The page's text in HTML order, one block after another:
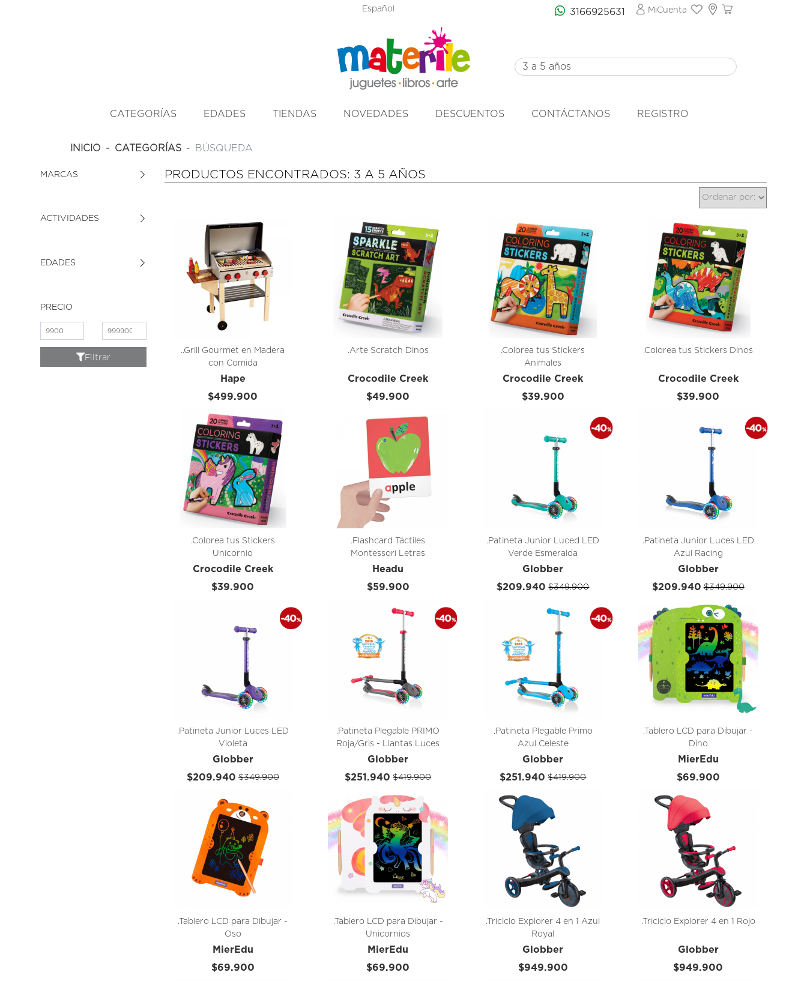
Español 3166925631 MiCuenta
CATEGORÍAS EDADES TIENDAS NOVEDADES DESCUENTOS CONTÁCTANOS REGISTRO
INICIO CATEGORÍAS BÚSQUEDA
MARCAS
ACTIVIDADES
EDADES
PRECIO
Filtrar
PRODUCTOS ENCONTRADOS: 3 A 5 AÑOS
..Grill Gourmet en Madera
con Comida
Hape
$499.900
.Arte Scratch Dinos
Crocodile Creek
$49.900
.Colorea tus Stickers
Animales
Crocodile Creek
$39.900
.Colorea tus Stickers Dinos
Crocodile Creek
$39.900
.Colorea tus Stickers
Unicornio
Crocodile Creek
$39.900
.Flashcard Táctiles
Montessori Letras
Headu
$59.900
.Patineta Junior Luced LED
Verde Esmeralda
Globber
$209.940 $349.900
.Patineta Junior Luces LED
Azul Racing
Globber
$209.940 $349.900
.Patineta Junior Luces LED
Violeta
Globber
$209.940 $349.900
.Patineta Plegable PRIMO
Roja/Gris - Llantas Luces
LED
Globber
$251.940 $419.900
.Patineta Plegable Primo
Azul Celeste
Globber
$251.940 $419.900
.Tablero LCD para Dibujar -
Dino
MierEdu
$69.900
.Tablero LCD para Dibujar -
Oso
MierEdu
$69.900
.Tablero LCD para Dibujar -
Unicornios
MierEdu
$69.900
.Triciclo Explorer 4 en 1 Azul
Royal
Globber
$949.900
.Triciclo Explorer 4 en 1 Rojo
Globber
$949.900